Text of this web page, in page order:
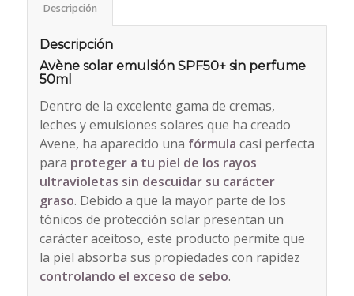
Descripción
Descripción
Avène solar emulsión SPF50+ sin perfume
50ml
Dentro de la excelente gama de cremas,
leches y emulsiones solares que ha creado
Avene, ha aparecido una fórmula casi perfecta
para proteger a tu piel de los rayos
ultravioletas sin descuidar su carácter
graso. Debido a que la mayor parte de los
tónicos de protección solar presentan un
carácter aceitoso, este producto permite que
la piel absorba sus propiedades con rapidez
controlando el exceso de sebo.